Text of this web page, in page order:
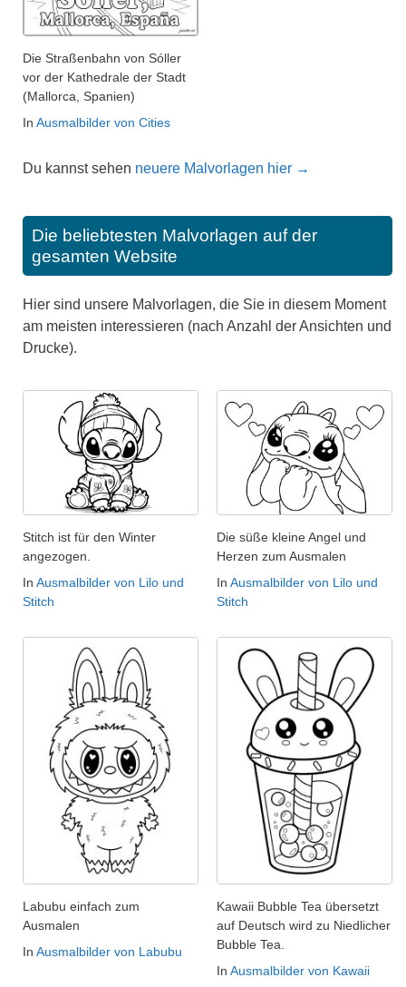
Die Straßenbahn von Sóller
vor der Kathedrale der Stadt
(Mallorca, Spanien)
In Ausmalbilder von Cities
Du kannst sehen neuere Malvorlagen hier →
Die beliebtesten Malvorlagen auf der
gesamten Website
Hier sind unsere Malvorlagen, die Sie in diesem Moment
am meisten interessieren (nach Anzahl der Ansichten und
Drucke).
Stitch ist für den Winter
angezogen.
In Ausmalbilder von Lilo und
Stitch
Die süße kleine Angel und
Herzen zum Ausmalen
In Ausmalbilder von Lilo und
Stitch
Labubu einfach zum
Ausmalen
In Ausmalbilder von Labubu
Kawaii Bubble Tea übersetzt
auf Deutsch wird zu Niedlicher
Bubble Tea.
In Ausmalbilder von Kawaii